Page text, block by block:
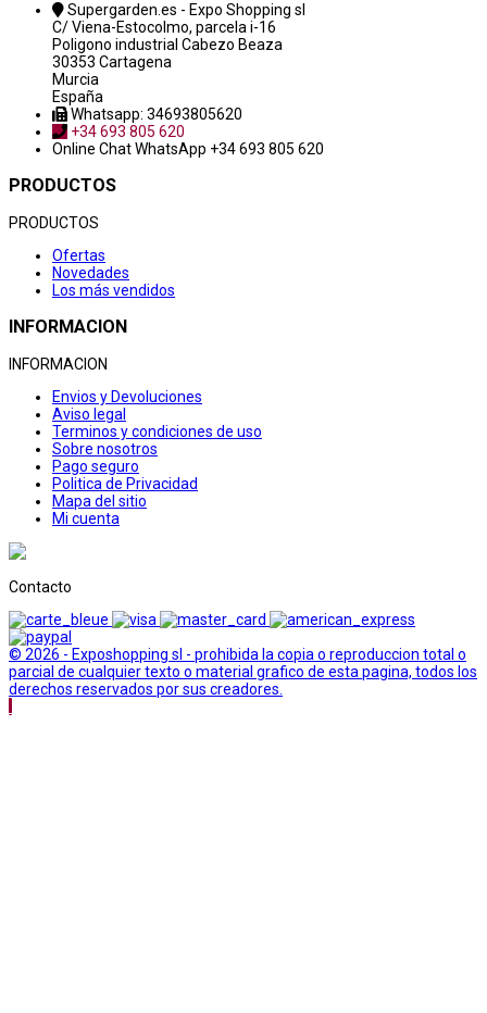
Supergarden.es - Expo Shopping sl
C/ Viena-Estocolmo, parcela i-16
Poligono industrial Cabezo Beaza
30353 Cartagena
Murcia
España
Whatsapp: 34693805620
+34 693 805 620
Online ChatWhatsApp +34 693 805 620
PRODUCTOS
PRODUCTOS
Ofertas
Novedades
Los más vendidos
INFORMACION
INFORMACION
Envios y Devoluciones
Aviso legal
Terminos y condiciones de uso
Sobre nosotros
Pago seguro
Politica de Privacidad
Mapa del sitio
Mi cuenta
Contacto
© 2026 - Exposhopping sl - prohibida la copia o reproduccion total o
parcial de cualquier texto o material grafico de esta pagina, todos los
derechos reservados por sus creadores.